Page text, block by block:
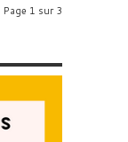
Page 1 sur 3